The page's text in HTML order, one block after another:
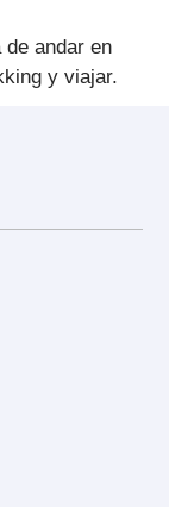
andar en
y viajar.